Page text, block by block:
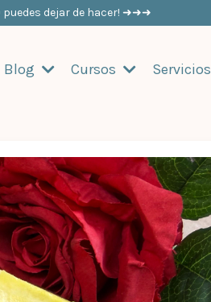
puedes dejar de hacer! ➜➜➜
Blog Cursos Servicios